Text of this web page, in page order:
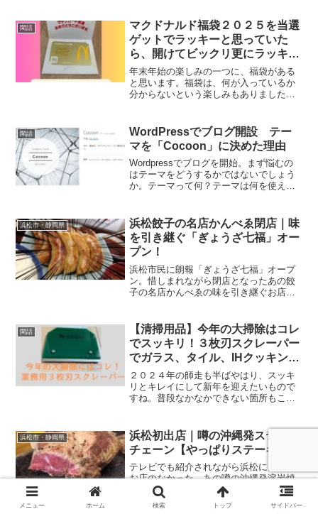
閑話
マクドナルド福袋２０２５を当選
ゲットでラッキーと思っていた
ら、開けてビックリ更にラッキ
ー ツイテル！
年末年始の楽しみの一つに、福袋がある
と思います。福袋は、何が入っているか
分からないという楽しみもありました
事前に分かった福袋が増えてきました。
また、初売りの際に、早い者...
閑話
WordPressでブログ開設 テー
マを「Cocoon」に決めた理由
Wordpressでブログを開始。まず悩むの
はテーマをどうするかではないでしょう
か。テーマって何？テーマは何を使えば
浜松市・静岡県
浜松餃子の名店かんべゑ閉店｜味
を引き継ぐ「ぎょうざ七福」オー
プン！
浜松市民に朗報「ぎょうざ七福」オープ
ン。惜しまれながら閉店となったあの餃
子の名店かんべゑの味を引き継ぐお店が
閑話
【清掃用品】今年の大掃除はコレ
でスッキリ！３枚刃スクレーパー
でガラス、タイル、IHクッキング
ヒーターを掃除
２０２４年の師走も半ばやはり、スッキ
リとキレイにして新年を迎えたいもので
すね。普段なかなかできない箇所もこの
ーパーとは？スクレーパーとは、薄いヘ
ラ状の刃に、プラスチック...
浜松市・静岡県
浜松初出店｜噂の沖縄発ステーキ
チェーン【やっぱりステーキ】
テレビでも紹介されながら浜松にはまだ
お店のなかった、あの噂の沖縄発溶岩焼
きステーキ「やっぱりステーキ」が浜松
市幸にオープン。
メニュー ホーム 検索 トップ サイドバー